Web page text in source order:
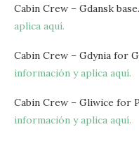
Cabin Crew – Gdansk base.
aplica aquí.
Cabin Crew – Gdynia for
información y aplica aquí.
Cabin Crew – Gliwice for
información y aplica aquí.